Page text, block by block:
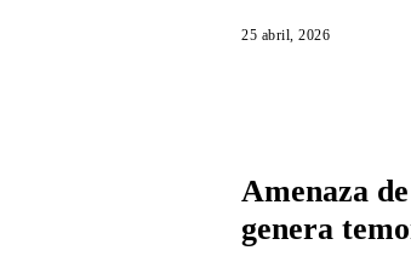
25 abril, 2026
Amenaza
genera